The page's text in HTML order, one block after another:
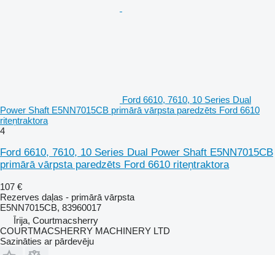
Ford 6610, 7610, 10 Series Dual
Power Shaft E5NN7015CB primārā vārpsta paredzēts Ford 6610
riteņtraktora
4
Ford 6610, 7610, 10 Series Dual Power Shaft E5NN7015CB
primārā vārpsta paredzēts Ford 6610 riteņtraktora
107 €
Rezerves daļas - primārā vārpsta
E5NN7015CB, 83960017
Īrija, Courtmacsherry
COURTMACSHERRY MACHINERY LTD
Sazināties ar pārdevēju